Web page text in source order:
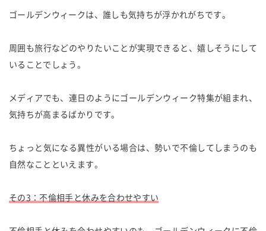
ゴールデンウィークは、誰しも気持ちが浮かれがちです。
周囲も旅行などのやりたいことが実現できると、嬉しそうにして
いることでしょう。
メディアでも、連日のようにゴールデンウィーク特集が組まれ、
気持ちが高まるばかりです。
ちょっと気になる異性がいる場合は、勢いで不倫してしまうのも
自然なことといえます。
その3：不倫相手と休みを合わせやすい